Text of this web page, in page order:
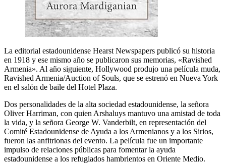
La editorial estadounidense Hearst Newspapers publicó su historia
en 1918 y ese mismo año se publicaron sus memorias, «Ravished
Armenia». Al año siguiente, Hollywood produjo una película muda,
Ravished Armenia/Auction of Souls, que se estrenó en Nueva York
en el salón de baile del Hotel Plaza.
Dos personalidades de la alta sociedad estadounidense, la señora
Oliver Harriman, con quien Arshaluys mantuvo una amistad de toda
la vida, y la señora George W. Vanderbilt, en representación del
Comité Estadounidense de Ayuda a los Armenianos y a los Sirios,
fueron las anfitrionas del evento. La película fue un importante
impulso de relaciones públicas para fomentar la ayuda
estadounidense a los refugiados hambrientos en Oriente Medio.